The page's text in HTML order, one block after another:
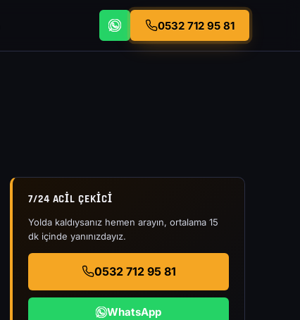
0532 712 95 81
7/24 ACIL ÇEKICI
Yolda kaldıysanız hemen arayın, ortalama 15
dk içinde yanınızdayız.
0532 712 95 81
WhatsApp